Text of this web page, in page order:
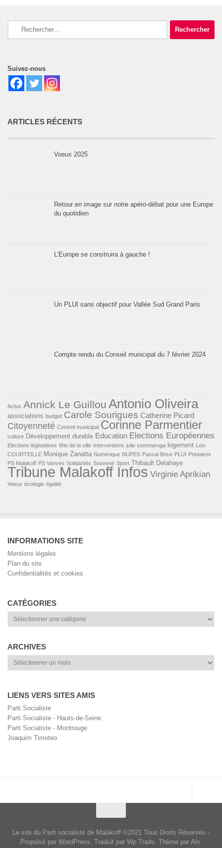
Suivez-nous
ARTICLES RÉCENTS
Voeux 2025
Retour en image sur notre apéro-débat pour une Europe
du quotidien
L’Europe se construira à gauche !
Un PLUI sans objectif pour Vallée Sud Grand Paris
Compte rendu du Conseil municipal du 7 février 2024
Actus Annick Le Guillou Antonio Oliveira
associations budget Carole Sourigues Catherine Picard
Citoyenneté Conseil municipal Corinne Parmentier
culture Développement durable Education Elections Européennes
Elections législatives fête de la ville Interventions julie sommaruga logement Loïc
COURTEILLE Monique Zanatta Numérique NUPES Pascal Brice PLUI Primaires
PS Malakoff PS Vanves Solidarités Souvenir Sport Thibault Delahaye
Tribune Malakoff Infos Virginie Aprikian
Voeux écologie égalité
INFORMATIONS SITE
Mentions légales
Plan du site
Confidentialités et cookies
CATÉGORIES
Catégories
ARCHIVES
Archives
LIENS VERS SITES AMIS
Parti Socialiste
Parti Socialiste - Hauts-de-Seine
Parti Socialiste - Montrouge
Joaquim Timoteo
Le site du Parti socialiste de Malakoff ©2021 Tous Droits Réservés -
Propulsé par WordPress. Traduit par Wp Trads. Thème par Alx.